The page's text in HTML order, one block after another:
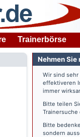
Trainerbörse
Nehmen Sie
Wir sind
effektiveren
immer
Bitte teilen
Trainersuche
Bitte
sondern